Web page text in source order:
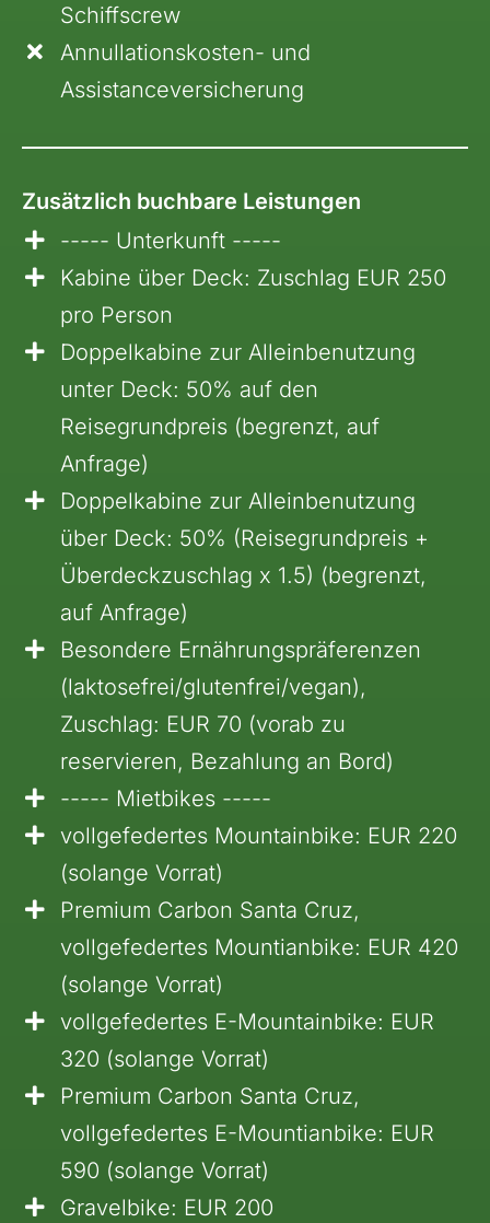
Schiffscrew
Annullationskosten- und
Assistanceversicherung
Zusätzlich buchbare Leistungen
----- Unterkunft -----
Kabine über Deck: Zuschlag EUR 250
pro Person
Doppelkabine zur Alleinbenutzung
unter Deck: 50% auf den
Reisegrundpreis (begrenzt, auf
Anfrage)
Doppelkabine zur Alleinbenutzung
über Deck: 50% (Reisegrundpreis +
Überdeckzuschlag x 1.5) (begrenzt,
auf Anfrage)
Besondere Ernährungspräferenzen
(laktosefrei/glutenfrei/vegan),
Zuschlag: EUR 70 (vorab zu
reservieren, Bezahlung an Bord)
----- Mietbikes -----
vollgefedertes Mountainbike: EUR 220
(solange Vorrat)
Premium Carbon Santa Cruz,
vollgefedertes Mountianbike: EUR 420
(solange Vorrat)
vollgefedertes E-Mountainbike: EUR
320 (solange Vorrat)
Premium Carbon Santa Cruz,
vollgefedertes E-Mountianbike: EUR
590 (solange Vorrat)
Gravelbike: EUR 200